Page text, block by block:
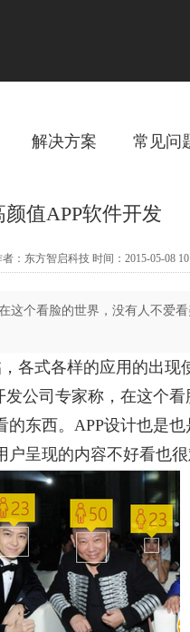
解决方案
常见问
颜值APP软件开发
：东方智启科技 时间：2015-05-08
这个看脸的世界，没有人不爱
各式各样的应用的出现
公司 专家称，在这个
的东西。APP设计也是
户呈现的内容不好看也